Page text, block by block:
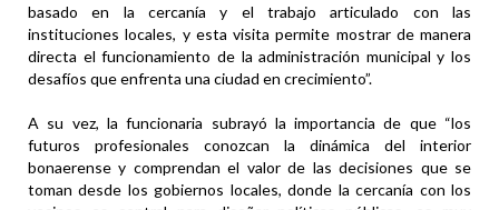
basado en la cercanía y el trabajo articulado con las
instituciones locales, y esta visita permite mostrar de manera
directa el funcionamiento de la administración municipal y los
desafíos que enfrenta una ciudad en crecimiento”.
A su vez, la funcionaria subrayó la importancia de que “los
futuros profesionales conozcan la dinámica del interior
bonaerense y comprendan el valor de las decisiones que se
toman desde los gobiernos locales, donde la cercanía con los